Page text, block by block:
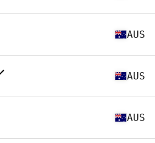
AUS
AUS
AUS